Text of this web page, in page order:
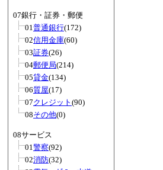
07銀行・証券・郵便
01普通銀行(172)
02信用金庫(60)
03証券(26)
04郵便局(214)
05貸金(134)
06質屋(17)
07クレジット (90)
08その他(0)
08サービス
01警察(92)
02消防(32)